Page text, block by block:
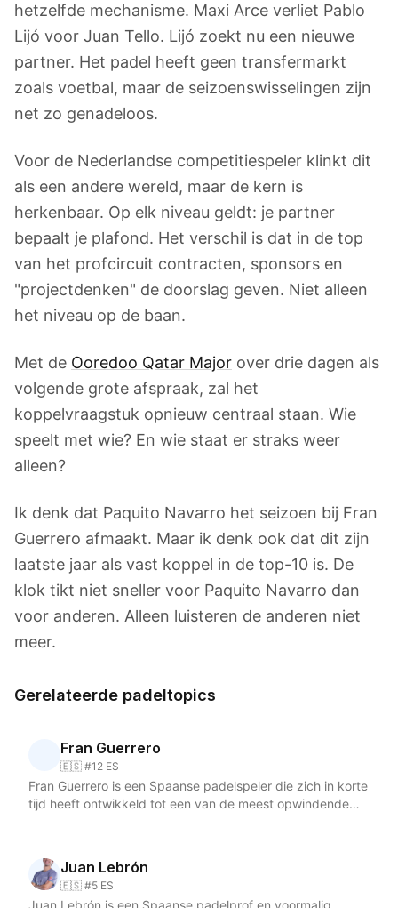
hetzelfde mechanisme. Maxi Arce verliet Pablo
Lijó voor Juan Tello. Lijó zoekt nu een nieuwe
partner. Het padel heeft geen transfermarkt
zoals voetbal, maar de seizoenswisselingen zijn
net zo genadeloos.
Voor de Nederlandse competitiespeler klinkt dit
als een andere wereld, maar de kern is
herkenbaar. Op elk niveau geldt: je partner
bepaalt je plafond. Het verschil is dat in de top
van het profcircuit contracten, sponsors en
"projectdenken" de doorslag geven. Niet alleen
het niveau op de baan.
Met de Ooredoo Qatar Major over drie dagen als
volgende grote afspraak, zal het
koppelvraagstuk opnieuw centraal staan. Wie
speelt met wie? En wie staat er straks weer
alleen?
Ik denk dat Paquito Navarro het seizoen bij Fran
Guerrero afmaakt. Maar ik denk ook dat dit zijn
laatste jaar als vast koppel in de top-10 is. De
klok tikt niet sneller voor Paquito Navarro dan
voor anderen. Alleen luisteren de anderen niet
meer.
Gerelateerde padeltopics
Fran Guerrero
🇪🇸 #12 ES
Fran Guerrero is een Spaanse padelspeler die zich in korte
tijd heeft ontwikkeld tot een van de meest opwindende
baan en combineert hij snelheid, verdedigende intensiteit
en het vermogen om snel naar het net op te schuiven. In
het seizoen 2026 vormt Fran Guerrero een duo met de
Juan Lebrón
🇪🇸 #5 ES
Juan Lebrón is een Spaanse padelprof en voormalig